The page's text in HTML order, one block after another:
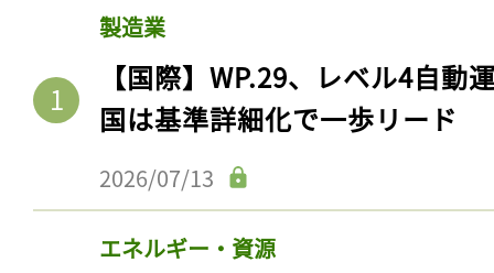
製造業
【国際】WP.29、レベル4自動
国は基準詳細化で一歩リード
2026/07/13
エネルギー・資源